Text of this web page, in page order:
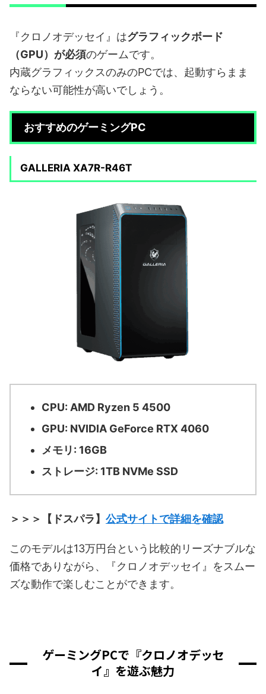
『クロノオデッセイ』はグラフィックボード
（GPU）が必須のゲームです。
内蔵グラフィックスのみのPCでは、起動すらまま
ならない可能性が高いでしょう。
おすすめのゲーミングPC
GALLERIA XA7R-R46T
CPU: AMD Ryzen 5 4500
GPU: NVIDIA GeForce RTX 4060
メモリ: 16GB
ストレージ: 1TB NVMe SSD
＞＞＞【ドスパラ】 公式サイトで詳細を確認
このモデルは13万円台という比較的リーズナブルな
価格でありながら、『クロノオデッセイ』をスムー
ズな動作で楽しむことができます。
ゲーミングPCで『クロノオデッセ
イ』を遊ぶ魅力